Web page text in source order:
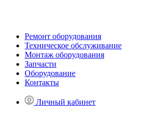
Ремонт оборудования
Техническое обслуживание
Монтаж оборудования
Запчасти
Оборудование
Контакты
Личный кабинет